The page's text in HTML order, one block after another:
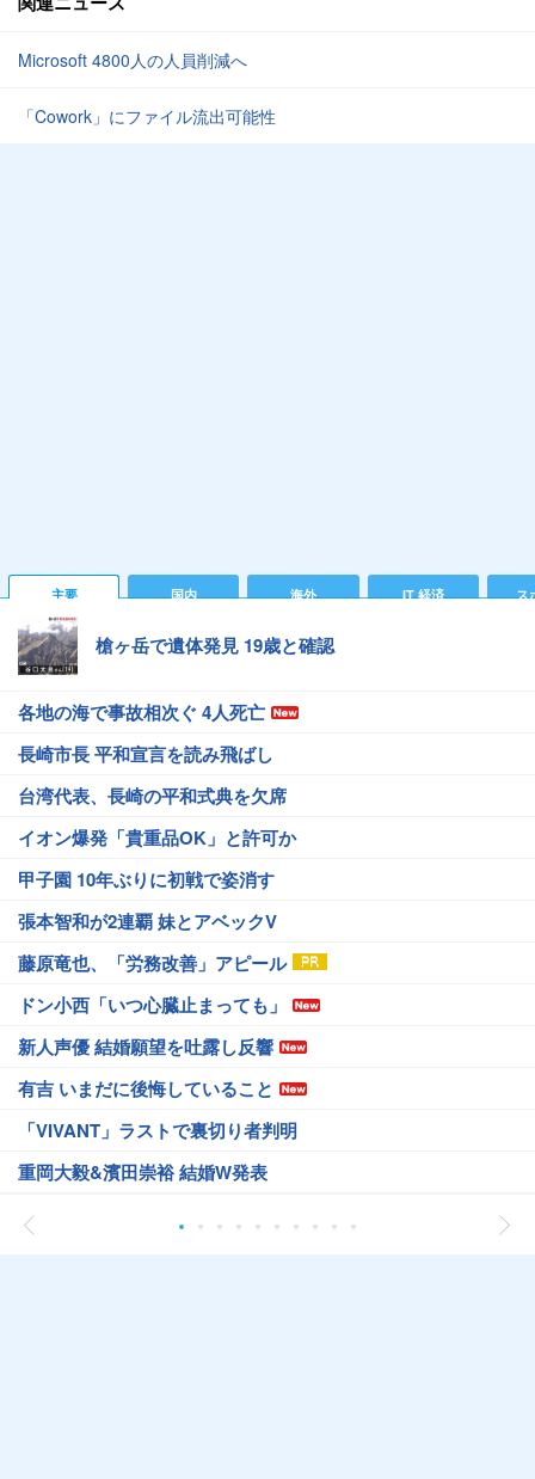
Microsoft 4800人の人員削減へ
「Cowork」にファイル流出可能性
主要 国内 海外 IT 経済 ス
槍ヶ岳で遺体発見 19歳と確認
各地の海で事故相次ぐ 4人死亡
長崎市長 平和宣言を読み飛ばし
台湾代表、長崎の平和式典を欠席
イオン爆発「貴重品OK」と許可か
甲子園 10年ぶりに初戦で姿消す
張本智和が2連覇 妹とアベックV
藤原竜也、「労務改善」アピール
ドン小西「いつ心臓止まっても」
新人声優 結婚願望を吐露し反響
有吉 いまだに後悔していること
「VIVANT」ラストで裏切り者判明
重岡大毅&濱田崇裕 結婚W発表